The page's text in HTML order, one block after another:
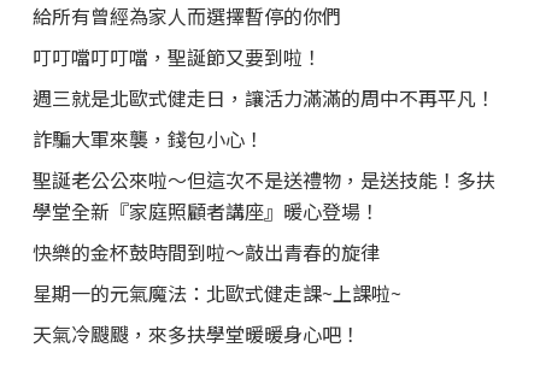
給所有曾經為家人而選擇暫停的你們
叮叮噹叮叮噹，聖誕節又要到啦！
週三就是北歐式健走日，讓活力滿滿的周中不再平凡！
詐騙大軍來襲，錢包小心！
聖誕老公公來啦～但這次不是送禮物，是送技能！多扶
學堂全新『家庭照顧者講座』暖心登場！
快樂的金杯鼓時間到啦～敲出青春的旋律
星期一的元氣魔法：北歐式健走課~上課啦~
天氣冷颼颼，來多扶學堂暖暖身心吧！